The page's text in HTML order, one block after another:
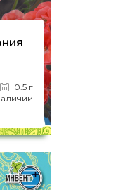
0.5 г